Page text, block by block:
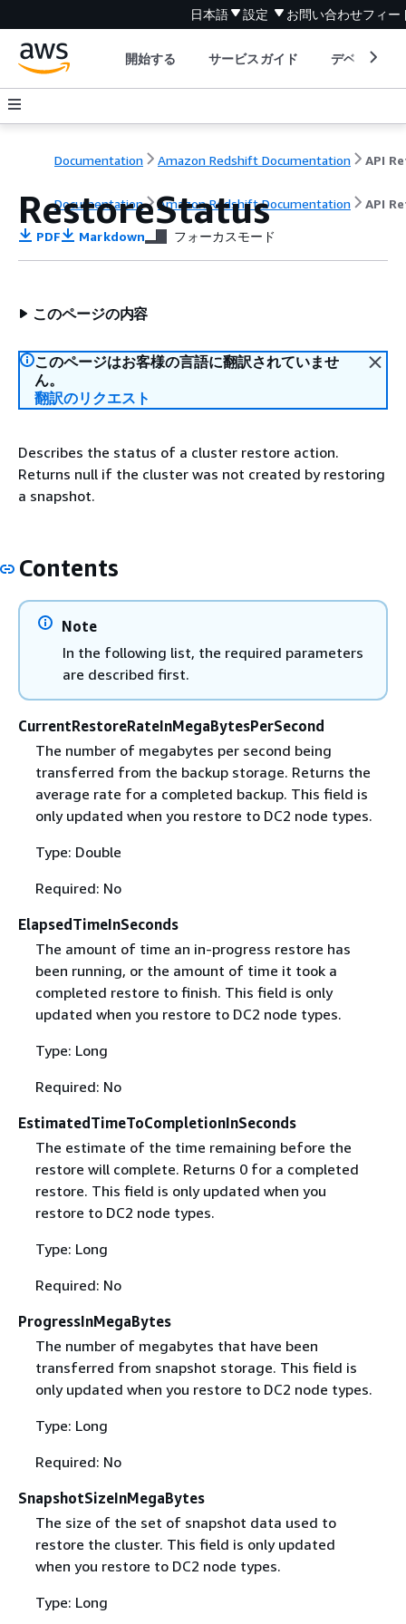
日本語 設定 お問い合わせフィー
開始する サービスガイド デベロッパ
Documentation Amazon Redshift Documentation
Documentation Amazon Redshift Documentation API
RestoreStatus
PDF Markdown フォーカスモード
このページの内容
このページはお客様の言語に翻訳されていませ
ん。
翻訳のリクエスト
Describes the status of a cluster restore action.
Returns null if the cluster was not created by restoring
a snapshot.
Contents
Note
In the following list, the required parameters
are described first.
CurrentRestoreRateInMegaBytesPerSecond
The number of megabytes per second being
transferred from the backup storage. Returns the
average rate for a completed backup. This field is
only updated when you restore to DC2 node types.
Type: Double
Required: No
ElapsedTimeInSeconds
The amount of time an in-progress restore has
been running, or the amount of time it took a
completed restore to finish. This field is only
updated when you restore to DC2 node types.
Type: Long
Required: No
EstimatedTimeToCompletionInSeconds
The estimate of the time remaining before the
restore will complete. Returns 0 for a completed
restore. This field is only updated when you
restore to DC2 node types.
Type: Long
Required: No
ProgressInMegaBytes
The number of megabytes that have been
transferred from snapshot storage. This field is
only updated when you restore to DC2 node types.
Type: Long
Required: No
SnapshotSizeInMegaBytes
The size of the set of snapshot data used to
restore the cluster. This field is only updated
when you restore to DC2 node types.
Type: Long